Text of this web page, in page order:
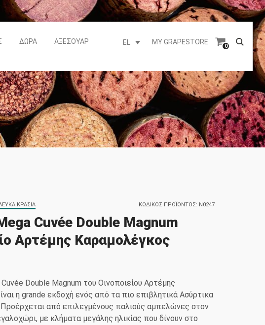
ΔΏΡΑ ΑΞΕΣΟΥΆΡ EL MY GRAPESTORE
0
ΚΩΔΙΚΌΣ ΠΡΟΪΌΝΤΟΣ: N0247
ΚΡΑΣΙΆ
Cuvée Double Magnum
Αρτέμης Καραμολέγκος
Double Magnum του Οινοποιείου Αρτέμης
η grande εκδοχή ενός από τα πιο επιβλητικά Ασύρτικα
Προέρχεται από επιλεγμένους παλιούς αμπελώνες στον
με κλήματα μεγάλης ηλικίας που δίνουν στο